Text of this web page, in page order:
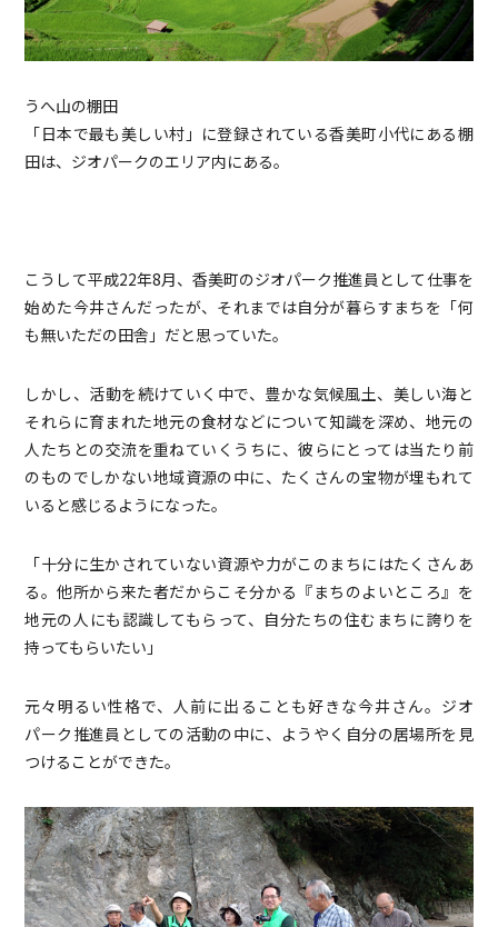
うへ山の棚田
「日本で最も美しい村」に登録されている香美町小代にある棚
田は、ジオパークのエリア内にある。
こうして平成22年8月、香美町のジオパーク推進員として仕事を
始めた今井さんだったが、それまでは自分が暮らすまちを「何
も無いただの田舎」だと思っていた。
しかし、活動を続けていく中で、豊かな気候風土、美しい海と
それらに育まれた地元の食材などについて知識を深め、地元の
人たちとの交流を重ねていくうちに、彼らにとっては当たり前
のものでしかない地域資源の中に、たくさんの宝物が埋もれて
いると感じるようになった。
「十分に生かされていない資源や力がこのまちにはたくさんあ
る。他所から来た者だからこそ分かる『まちのよいところ』を
地元の人にも認識してもらって、自分たちの住むまちに誇りを
持ってもらいたい」
元々明るい性格で、人前に出ることも好きな今井さん。ジオ
パーク推進員としての活動の中に、ようやく自分の居場所を見
つけることができた。